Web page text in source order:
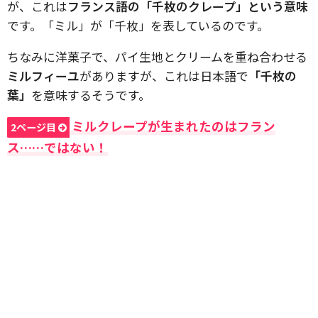
が、これはフランス語の「千枚のクレープ」という意味
です。「ミル」が「千枚」を表しているのです。
ちなみに洋菓子で、パイ生地とクリームを重ね合わせる
ミルフィーユがありますが、これは日本語で 「千枚の
葉」 を意味するそうです。
2ページ目
ミルクレープが生まれたのはフラン
ス……ではない！